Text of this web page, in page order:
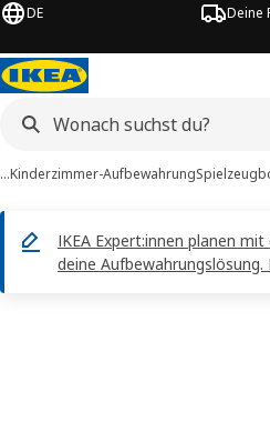
DE Deine
…Kinderzimmer-Aufbewahrung
IKEA Expert:innen planen
deine